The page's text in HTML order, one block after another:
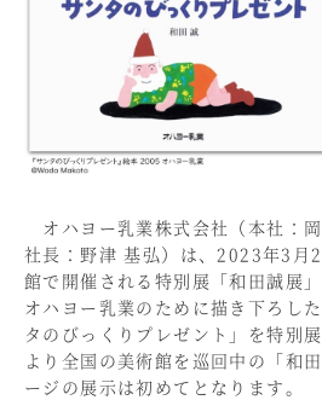
オハヨー乳業株式会社（本社：
社長：野津 基弘）は、2023年3月
館で開催される特別展「和田誠展
オハヨー乳業のために描き下ろし
タのびっくりプレゼント」を特別
より全国の美術館を巡回中の「和
ージの展示は初めてとなります。